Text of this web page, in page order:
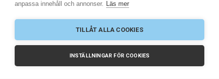
-Integritetspolicy
anpassa innehåll och annonser. Läs mer
TILLÅT ALLA COOKIES
INSTÄLLNINGAR FÖR COOKIES